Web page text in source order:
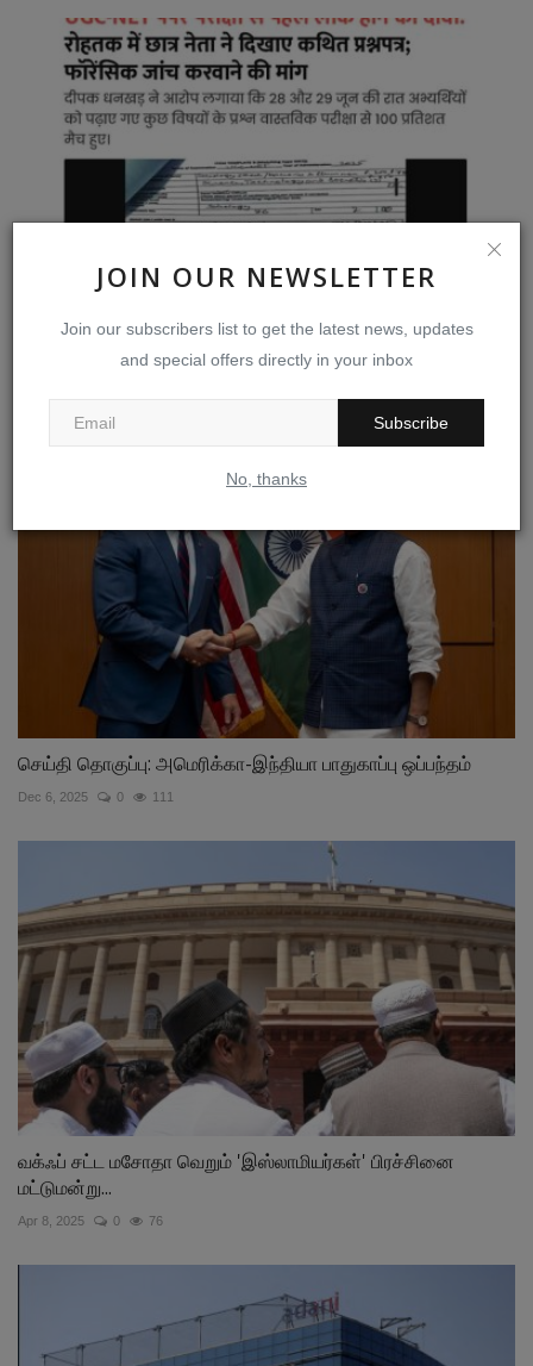
JOIN OUR NEWSLETTER
Join our subscribers list to get the latest news, updates
and special offers directly in your inbox
Subscribe
No, thanks
NTA மூலம் முன்னெடுக்கப்படும் தவறான மையப்படுத்தல்
Jul 21, 2026 0 31
செய்தி தொகுப்பு: அமெரிக்கா-இந்தியா பாதுகாப்பு ஒப்பந்தம்
Dec 6, 2025 0 111
வக்ஃப் சட்ட மசோதா வெறும் 'இஸ்லாமியர்கள்' பிரச்சினை
மட்டுமன்று...
Apr 8, 2025 0 76